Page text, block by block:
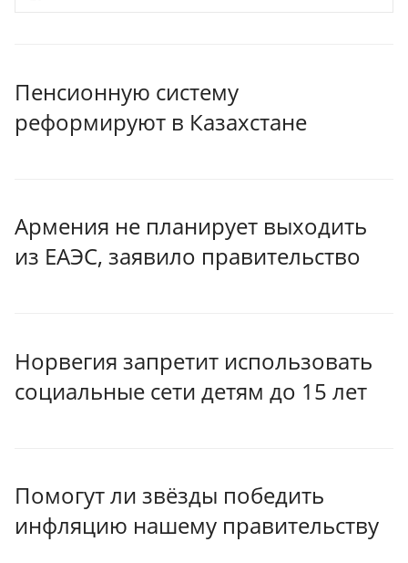
Пенсионную систему
реформируют в Казахстане
Армения не планирует выходить
из ЕАЭС, заявило правительство
Норвегия запретит использовать
социальные сети детям до 15 лет
Помогут ли звёзды победить
инфляцию нашему правительству